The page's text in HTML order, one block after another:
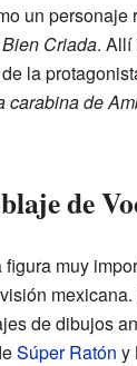
un personaje
Criada. Allí
la
carabina de
de
muy
de dibujos
Súper Ratón y